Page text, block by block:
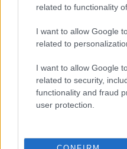
related to functionality
I want to allow Google
related to
I want to allow Google
related to security,
functionality and fraud
user protection.